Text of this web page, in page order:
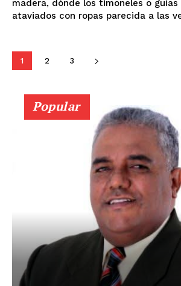
madera, dónde los timoneles o
ataviados con ropas parecida a las
1 2 3
Popular